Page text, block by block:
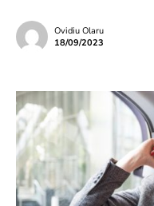
Ovidiu Olaru
18/09/2023